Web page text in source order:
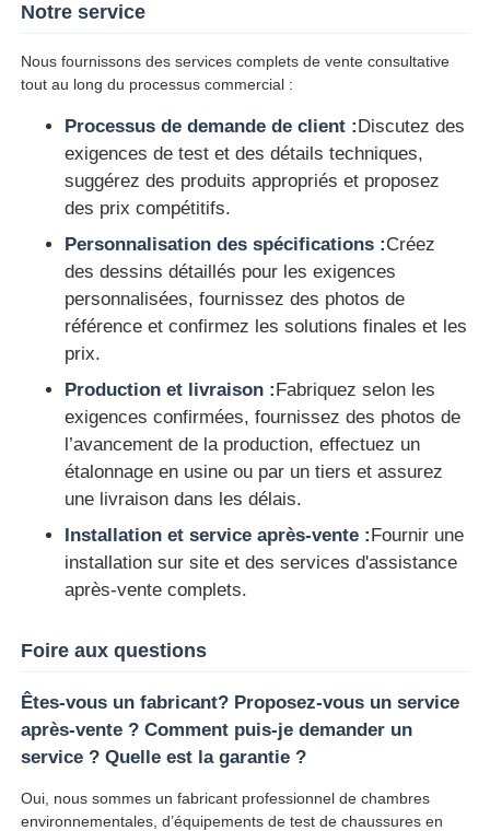
Notre service
Nous fournissons des services complets de vente consultative
tout au long du processus commercial :
Processus de demande de client :Discutez des
exigences de test et des détails techniques,
suggérez des produits appropriés et proposez
des prix compétitifs.
Personnalisation des spécifications :Créez
des dessins détaillés pour les exigences
personnalisées, fournissez des photos de
référence et confirmez les solutions finales et les
prix.
Production et livraison :Fabriquez selon les
exigences confirmées, fournissez des photos de
l’avancement de la production, effectuez un
étalonnage en usine ou par un tiers et assurez
une livraison dans les délais.
Installation et service après-vente :Fournir une
installation sur site et des services d'assistance
après-vente complets.
Foire aux questions
Êtes-vous un fabricant? Proposez-vous un service
après-vente ? Comment puis-je demander un
service ? Quelle est la garantie ?
Oui, nous sommes un fabricant professionnel de chambres
environnementales, d’équipements de test de chaussures en